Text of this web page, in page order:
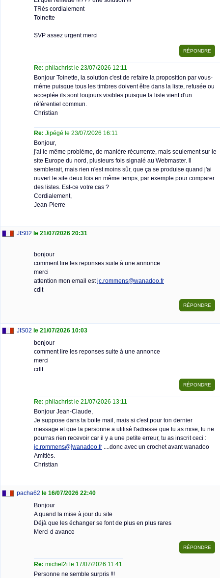
TRès cordialement
Toinette
SVP assez urgent merci
Re: philachrist le 23/07/2026 12:11
Bonjour Toinette, la solution c'est de refaire la proposition par vous-
même puisque tous les timbres doivent être dans la liste, refusée ou
acceptée ils sont toujours visibles puisque la liste vient d'un
référentiel commun.
Christian
Re: Jipégé le 23/07/2026 16:11
Bonjour,
j'ai le même problème, de manière récurrente, mais seulement sur le
site Europe du nord, plusieurs fois signalé au Webmaster. ll
semblerait, mais rien n'est moins sûr, que ça se produise quand j'ai
ouvert le site deux fois en même temps, par exemple pour comparer
des listes. Est-ce votre cas ?
Cordialement,
Jean-Pierre
JIS02 le 21/07/2026 20:31
bonjour
comment lire les reponses suite à une annonce
merci
attention mon email estjc.rommens@wanadoo.fr
cdlt
JIS02 le 21/07/2026 10:03
bonjour
comment lire les reponses suite à une annonce
merci
cdlt
Re: philachrist le 21/07/2026 13:11
Bonjour Jean-Claude,
Je suppose dans ta boite mail, mais si c'est pour ton dernier
message et que la personne a utilisé l'adresse que tu as mise, tu ne
pourras rien recevoir car il y a une petite erreur, tu as inscrit ceci :
jc.rommens@]wanadoo.fr ....donc avec un crochet avant wanadoo
Amitiés.
Christian
pacha62 le 16/07/2026 22:40
Bonjour
A quand la mise à jour du site
Déjà que les échanger se font de plus en plus rares
Merci d avance
Re: michel2i le 17/07/2026 11:41
Personne ne semble surpris !!!